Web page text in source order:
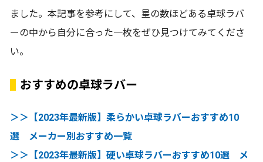
ました。本記事を参考にして、星の数ほどある卓球ラバ
ーの中から自分に合った一枚をぜひ見つけてみてくださ
い。
おすすめの卓球ラバー
＞＞【2023年最新版】柔らかい卓球ラバーおすすめ10
選 メーカー別おすすめ一覧
＞＞【2023年最新版】硬い卓球ラバーおすすめ10選 メ